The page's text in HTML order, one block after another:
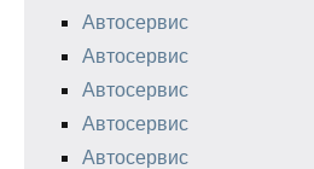
Автосервис
Автосервис
Автосервис
Автосервис
Автосервис